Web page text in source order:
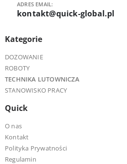
ADRES EMAIL:
kontakt@quick-global.pl
Kategorie
DOZOWANIE
ROBOTY
TECHNIKA LUTOWNICZA
STANOWISKO PRACY
Quick
O nas
Kontakt
Polityka Prywatności
Regulamin